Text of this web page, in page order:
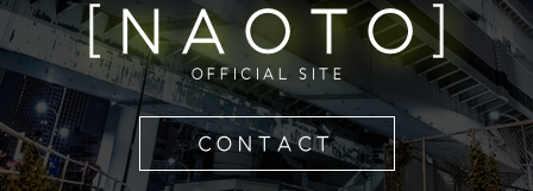
[NAOTO]
OFFICIAL SITE
CONTACT